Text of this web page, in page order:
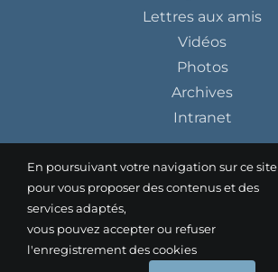
Lettres aux amis
Vidéos
Photos
Archives
Intranet
En poursuivant votre navigation sur ce site
pour vous proposer des contenus et des
services adaptés,
vous pouvez accepter ou refuser
l'enregistrement des cookies